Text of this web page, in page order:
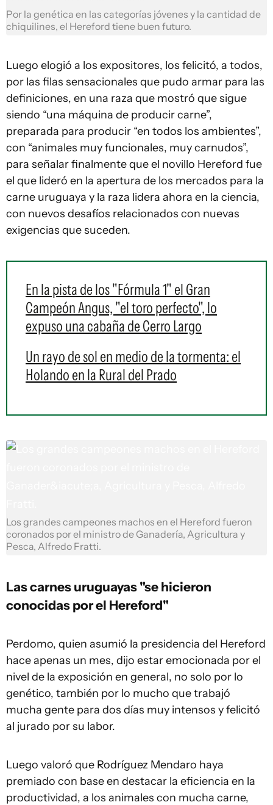
Por la genética en las categorías jóvenes y la cantidad de
chiquilines, el Hereford tiene buen futuro.
Luego elogió a los expositores, los felicitó, a todos,
por las filas sensacionales que pudo armar para las
definiciones, en una raza que mostró que sigue
siendo “una máquina de producir carne”,
preparada para producir “en todos los ambientes”,
con “animales muy funcionales, muy carnudos”,
para señalar finalmente que el novillo Hereford fue
el que lideró en la apertura de los mercados para la
carne uruguaya y la raza lidera ahora en la ciencia,
con nuevos desafíos relacionados con nuevas
exigencias que suceden.
En la pista de los "Fórmula 1" el Gran
Campeón Angus, "el toro perfecto", lo
expuso una cabaña de Cerro Largo
Un rayo de sol en medio de la tormenta: el
Holando en la Rural del Prado
Los grandes campeones machos en el Hereford fueron
coronados por el ministro de Ganadería, Agricultura y
Pesca, Alfredo Fratti.
Las carnes uruguayas "se hicieron
conocidas por el Hereford"
Perdomo, quien asumió la presidencia del Hereford
hace apenas un mes, dijo estar emocionada por el
nivel de la exposición en general, no solo por lo
genético, también por lo mucho que trabajó
mucha gente para dos días muy intensos y felicitó
al jurado por su labor.
Luego valoró que Rodríguez Mendaro haya
premiado con base en destacar la eficiencia en la
productividad, a los animales con mucha carne,